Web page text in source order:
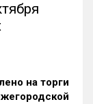
на торги